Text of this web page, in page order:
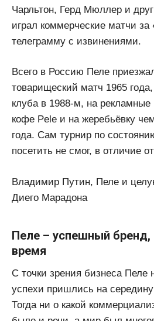
Чарльтон, Герд Мюллер и
играл коммерческие матчи
телеграмму с извинениями.
Всего в Россию Пеле
товарищеский матч 1965
клуба в 1988-м, на рекламные
кофе Pele и на жеребьёвку
года. Сам турнир по
посетить не смог, в отличие
Владимир Путин, Пеле и
Диего Марадона
Пеле – успешный
время
С точки зрения бизнеса Пеле
успехи пришлись на
Тогда ни о какой